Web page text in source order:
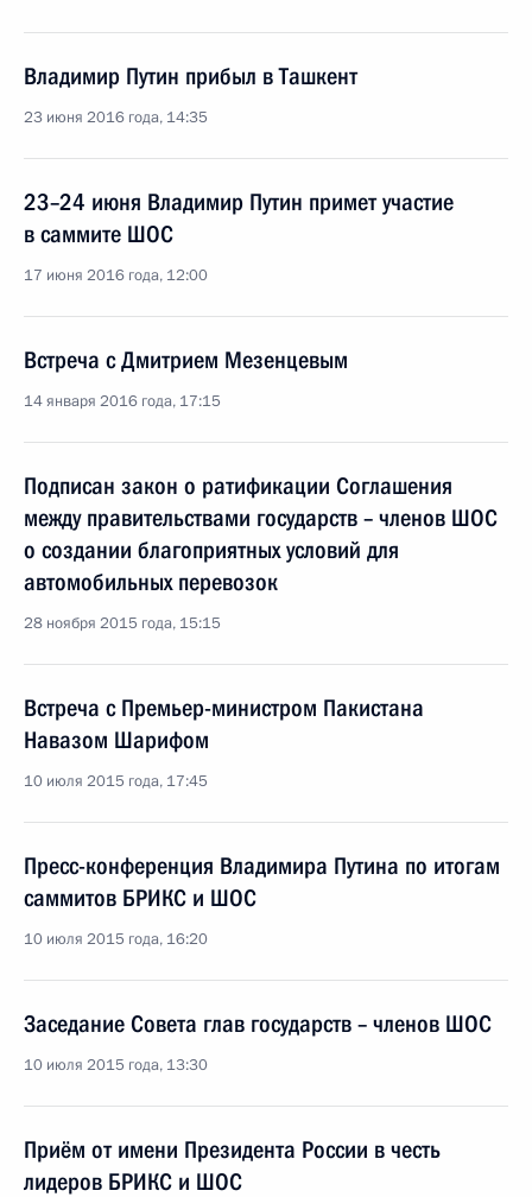
Владимир Путин прибыл в Ташкент
23 июня 2016 года, 14:35
23–24 июня Владимир Путин примет участие
в саммите ШОС
17 июня 2016 года, 12:00
Встреча с Дмитрием Мезенцевым
14 января 2016 года, 17:15
Подписан закон о ратификации Соглашения
между правительствами государств – членов ШОС
о создании благоприятных условий для
автомобильных перевозок
28 ноября 2015 года, 15:15
Встреча с Премьер-министром Пакистана
Навазом Шарифом
10 июля 2015 года, 17:45
Пресс-конференция Владимира Путина по итогам
саммитов БРИКС и ШОС
10 июля 2015 года, 16:20
Заседание Совета глав государств – членов ШОС
10 июля 2015 года, 13:30
Приём от имени Президента России в честь
лидеров БРИКС и ШОС